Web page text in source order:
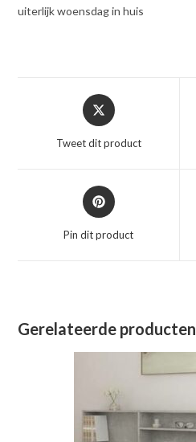
uiterlijk woensdag in huis
Opent
in
nieuw
Tweet dit product
Opent
in
nieuw
Pin dit product
Gerelateerde producten